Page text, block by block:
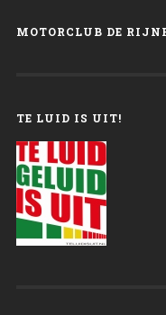
MOTORCLUB DE
TE LUID IS UIT!